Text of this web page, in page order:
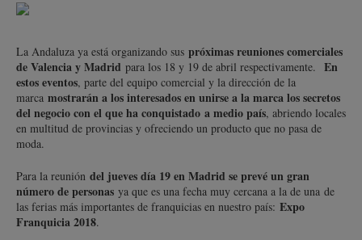
La Andaluza ya está organizando sus próximas reuniones comerciales
de Valencia y Madrid para los 18 y 19 de abril respectivamente. En
estos eventos, parte del equipo comercial y la dirección de la
marca mostrarán a los interesados en unirse a la marca los secretos
del negocio con el que ha conquistado a medio país, abriendo locales
en multitud de provincias y ofreciendo un producto que no pasa de
moda.
Para la reunión del jueves día 19 en Madrid se prevé un gran
número de personas ya que es una fecha muy cercana a la de una de
las ferias más importantes de franquicias en nuestro país: Expo
Franquicia 2018.